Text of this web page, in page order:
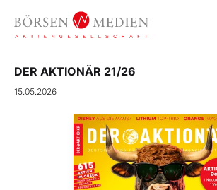
DER AKTIONÄR 21/26
15.05.2026